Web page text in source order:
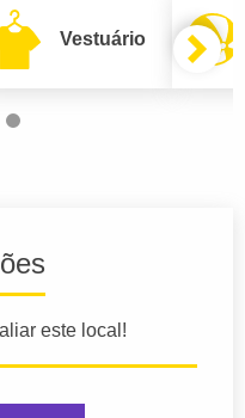
Vestuário
este local!